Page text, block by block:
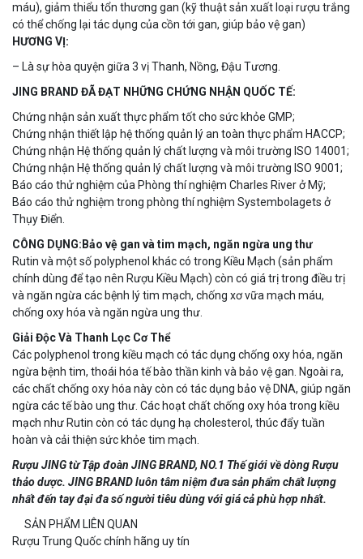
máu), giảm thiểu tổn thương gan (kỹ thuật sản xuất loại rượu trắng
có thể chống lại tác dụng của cồn tới gan, giúp bảo vệ gan)
HƯƠNG VỊ:
– Là sự hòa quyện giữa 3 vị Thanh, Nồng, Đậu Tương.
JING BRAND ĐÃ ĐẠT NHỮNG CHỨNG NHẬN QUỐC TẾ:
Chứng nhận sản xuất thực phẩm tốt cho sức khỏe GMP;
Chứng nhận thiết lập hệ thống quản lý an toàn thực phẩm HACCP;
Chứng nhận Hệ thống quản lý chất lượng và môi trường ISO 14001;
Chứng nhận Hệ thống quản lý chất lượng và môi trường ISO 9001;
Báo cáo thử nghiệm của Phòng thí nghiệm Charles River ở Mỹ;
Báo cáo thử nghiệm trong phòng thí nghiệm Systembolagets ở
Thụy Điển.
CÔNG DỤNG: Bảo vệ gan và tim mạch, ngăn ngừa ung thư
Rutin và một số polyphenol khác có trong Kiều Mạch (sản phẩm
chính dùng để tạo nên Rượu Kiều Mạch) còn có giá trị trong điều trị
và ngăn ngừa các bệnh lý tim mạch, chống xơ vữa mạch máu,
chống oxy hóa và ngăn ngừa ung thư.
Giải Độc Và Thanh Lọc Cơ Thể
Các polyphenol trong kiều mạch có tác dụng chống oxy hóa, ngăn
ngừa bệnh tim, thoái hóa tế bào thần kinh và bảo vệ gan. Ngoài ra,
các chất chống oxy hóa này còn có tác dụng bảo vệ DNA, giúp ngăn
ngừa các tế bào ung thư. Các hoạt chất chống oxy hóa trong kiều
mạch như Rutin còn có tác dụng hạ cholesterol, thúc đẩy tuần
hoàn và cải thiện sức khỏe tim mạch.
Rượu JING từ Tập đoàn JING BRAND, NO.1 Thế giới về dòng Rượu
thảo dược. JING BRAND luôn tâm niệm đưa sản phẩm chất lượng
nhất đến tay đại đa số người tiêu dùng với giá cả phù hợp nhất.
SẢN PHẨM LIÊN QUAN
Rượu Trung Quốc chính hãng uy tín